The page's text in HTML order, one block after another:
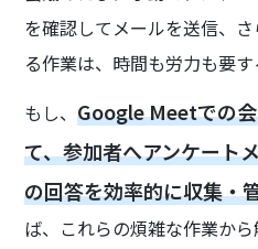
を確認してメールを送信、
る作業は、時間も労力も要す
もし、Google Meetでの
て、参加者へアンケート
の回答を効率的に収集・
ば、これらの煩雑な作業か